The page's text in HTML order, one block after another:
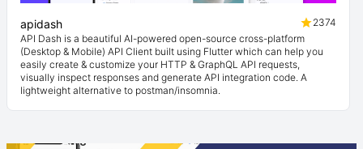
apidash
2374
API Dash is a beautiful AI-powered open-source cross-platform
(Desktop & Mobile) API Client built using Flutter which can help you
easily create & customize your HTTP & GraphQL API requests,
visually inspect responses and generate API integration code. A
lightweight alternative to postman/insomnia.